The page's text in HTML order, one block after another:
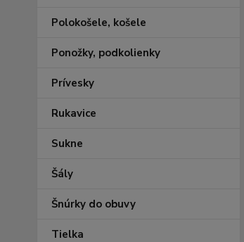
Polokošele, košele
Ponožky, podkolienky
Prívesky
Rukavice
Sukne
Šály
Šnúrky do obuvy
Tielka